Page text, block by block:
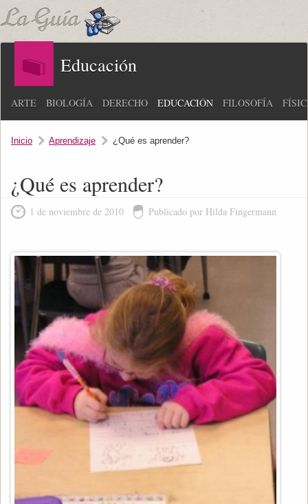
Educación
ARTE BIOLOGÍA DERECHO EDUCACIÓN FILOSOFÍA
Inicio Aprendizaje ¿Qué es aprender?
¿Qué es aprender?
1 de noviembre de 2010 Publicado por Hilda Fingermann